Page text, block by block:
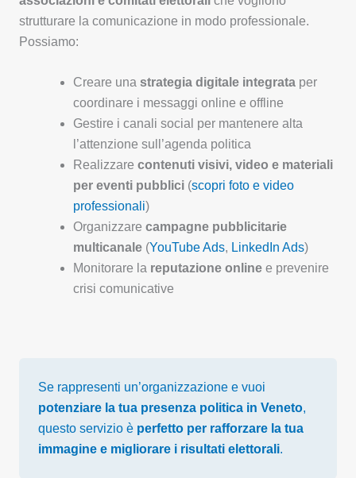
strutturare la comunicazione in modo professionale.
Possiamo:
Creare una strategia digitale integrata per
coordinare i messaggi online e offline
Gestire i canali social per mantenere alta
l’attenzione sull’agenda politica
Realizzare contenuti visivi, video e materiali
per eventi pubblici (scopri foto e video
professionali)
Organizzare campagne pubblicitarie
multicanale (YouTube Ads, LinkedIn Ads)
Monitorare la reputazione online e prevenire
crisi comunicative
Se rappresenti un’organizzazione e vuoi
potenziare la tua presenza politica in Veneto,
questo servizio è perfetto per rafforzare la tua
immagine e migliorare i risultati elettorali.